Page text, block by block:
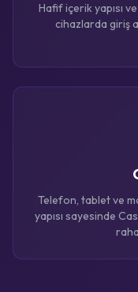
Hafif içerik yapısı
cihazlarda giriş
Telefon, tablet ve
yapısı sayesinde